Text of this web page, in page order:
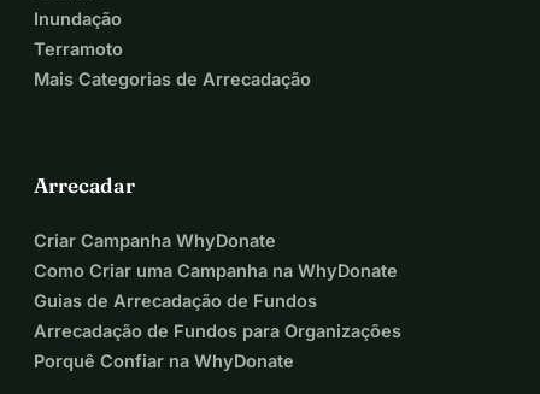
Inundação
Terramoto
Mais Categorias de Arrecadação
Arrecadar
Criar Campanha WhyDonate
Como Criar uma Campanha na WhyDonate
Guias de Arrecadação de Fundos
Arrecadação de Fundos para Organizações
Porquê Confiar na WhyDonate